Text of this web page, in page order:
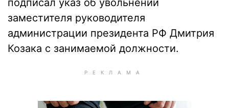
подписал указ об увольнении
заместителя руководителя
администрации президента РФ Дмитрия
Козака с занимаемой должности.